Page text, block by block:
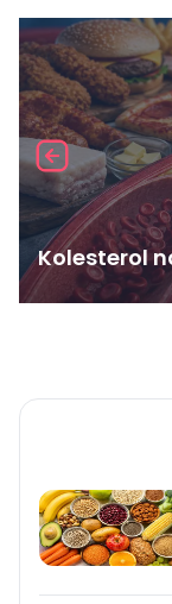
Kolesterol